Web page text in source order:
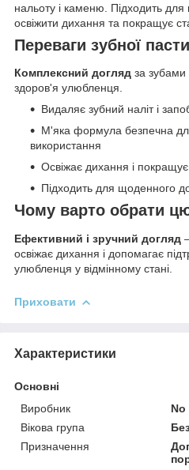
нальоту і каменю. Підходить для
освіжити дихання та покращує
Переваги зубної пасти
Комплексний догляд за зубами
здоров'я улюбленця.
Видаляє зубний наліт і
М'яка формула безпечна
використання
Освіжає дихання і
Підходить для щоденного
Чому варто обрати
Ефективний і зручний догляд
освіжає дихання і допомагає
улюбленця у відмінному стані.
Приховати
Характеристики
Основні
Виробник
No
Вікова група
Призначення